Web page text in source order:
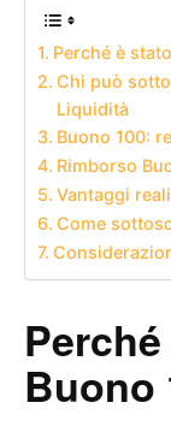
Perché è
Chi può
Liquidità
Buono 100:
Rimborso
Vantaggi
Come
Buono